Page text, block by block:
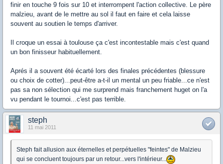
finir en touche 9 fois sur 10 et interrompent l'action collective. Le père
malzieu, avant de le mettre au sol il faut en faire et cela laisse
souvent au soutien le temps d'arriver.
Il croque un essai à toulouse ça c'est incontestable mais c'est quand
un bon finisseur habituellement.
Aprés il a souvent été écarté lors des finales précédentes (blessure
ou choix de cotter)...peut-être a-t-il un mental un peu friable...ce n'est
pas sa non sélection qui me surprend mais franchement huget on l'a
vu pendant le tournoi...c'est pas terrible.
steph
11 mai 2011
Steph fait allusion aux éternelles et perpétuelles "feintes" de Malzieu
qui se concluent toujours par un retour...vers l'intérieur...